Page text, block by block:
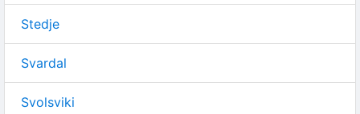
Stedje
Svardal
Svolsviki